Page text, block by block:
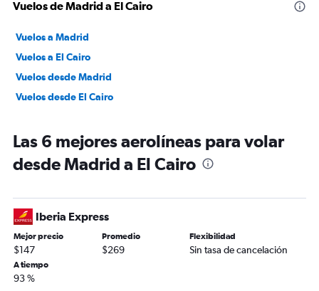
Vuelos de Madrid a El Cairo
Vuelos a Madrid
Vuelos a El Cairo
Vuelos desde Madrid
Vuelos desde El Cairo
Las 6 mejores aerolíneas para volar
desde Madrid a El Cairo
Iberia Express
Mejor precio
$147
Promedio
$269
Flexibilidad
Sin tasa de cancelación
A tiempo
93 %